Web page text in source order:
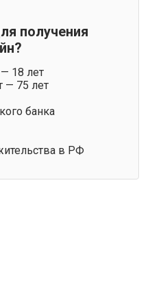
получения
18 лет
— 75 лет
банка
в РФ